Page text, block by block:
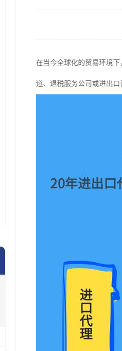
在当今全球化的贸易环境
道、退税服务公司或进出